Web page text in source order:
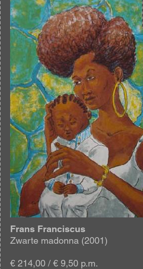
Afbeelding
Frans Franciscus
Zwarte madonna (2001)
€ 214,00 / € 9,50 p.m.